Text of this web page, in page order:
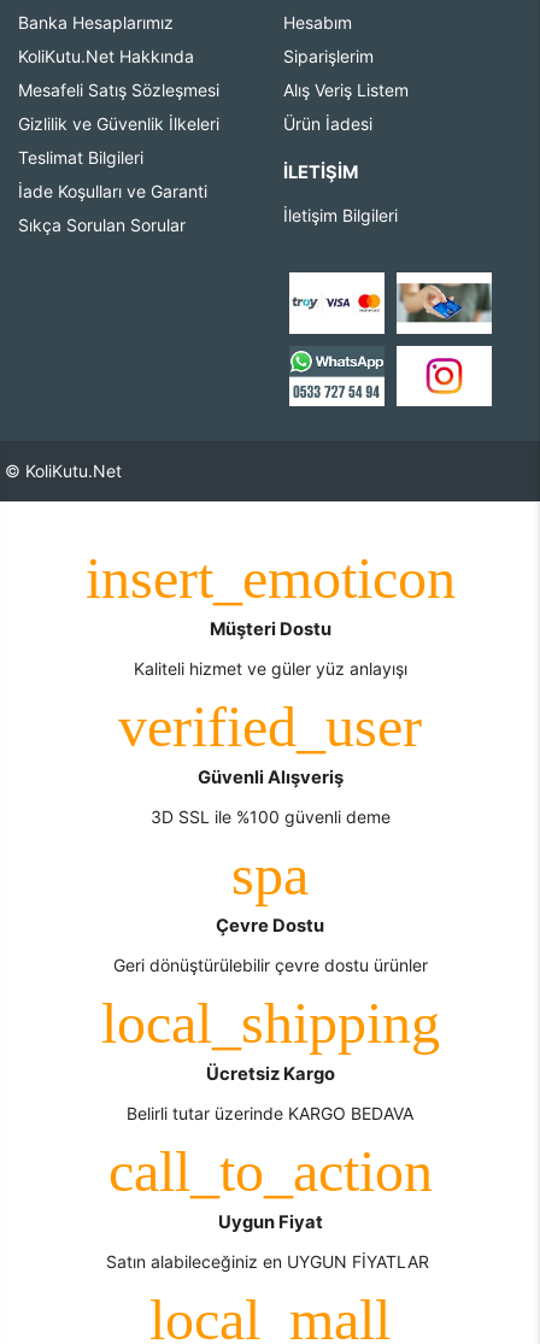
Banka Hesaplarımız
KoliKutu.Net Hakkında
Mesafeli Satış Sözleşmesi
Gizlilik ve Güvenlik İlkeleri
Teslimat Bilgileri
İade Koşulları ve Garanti
Sıkça Sorulan Sorular
Hesabım
Siparişlerim
Alış Veriş Listem
Ürün İadesi
İLETIŞIM
İletişim Bilgileri
© KoliKutu.Net
Müşteri Dostu
Kaliteli hizmet ve güler yüz anlayışı
Güvenli Alışveriş
3D SSL ile %100 güvenli deme
Çevre Dostu
Geri dönüştürülebilir çevre dostu ürünler
Ücretsiz Kargo
Belirli tutar üzerinde KARGO BEDAVA
Uygun Fiyat
Satın alabileceğiniz en UYGUN FİYATLAR